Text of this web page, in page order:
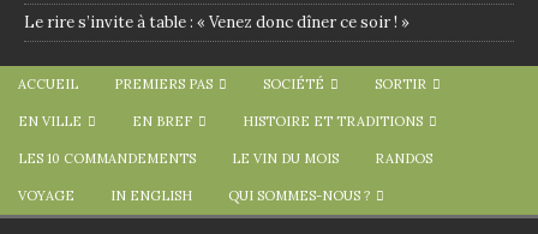
Le rire s’invite à table : « Venez donc dîner ce soir ! »
ACCUEIL PREMIERS PAS SOCIÉTÉ SORTIR
EN VILLE EN BREF HISTOIRE ET TRADITIONS
LES 10 COMMANDEMENTS LE VIN DU MOIS RANDOS
VOYAGE IN ENGLISH QUI SOMMES-NOUS ?